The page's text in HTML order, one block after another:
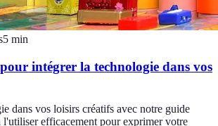
5 min
intégrer la technologie dans vos
dans vos loisirs créatifs avec notre guide
l'utiliser efficacement pour exprimer votre